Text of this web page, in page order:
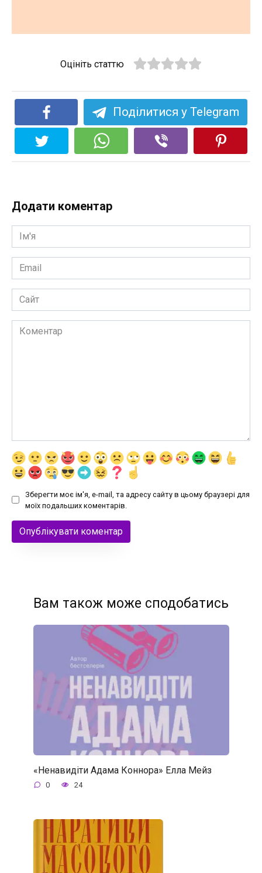
Оцініть статтю
Поділитися у Telegram
Додати коментар
Ім'я
*
Email
*
Сайт
Коментар
Зберегти моє ім'я, e-mail, та адресу сайту в цьому браузері для
моїх подальших коментарів.
Вам також може сподобатись
«Ненавидіти Адама Коннора» Елла Мейз
0 24